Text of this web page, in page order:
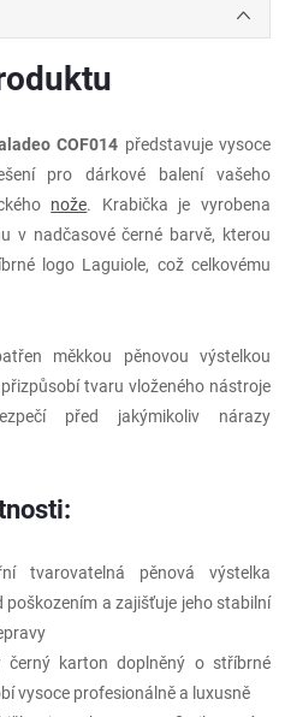
COF014 představuje vysoce
pro dárkové balení vašeho
nože. Krabička je vyrobena
v nadčasové černé barvě, kterou
logo Laguiole, což celkovému
měkkou pěnovou výstelkou
tvaru vloženého nástroje
před jakýmikoliv nárazy
tvarovatelná pěnová výstelka
poškozením a zajišťuje jeho stabilní
černý karton doplněný o stříbrné
vysoce profesionálně a luxusně